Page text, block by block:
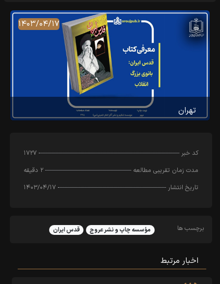
۱۴۰۳/۰۴/۱۷
تهران
کد خبر
۱۷۲۷
مدت زمان تقریبی مطالعه
۲ دقیقه
تاریخ انتشار
۱۴۰۳/۰۴/۱۷
برچسب ها مؤسسه چاپ و نشر عروج قدس ایران
اخبار مرتبط